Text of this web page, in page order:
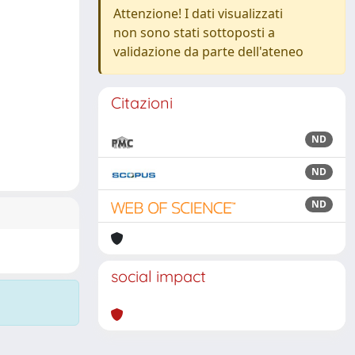
Attenzione! I dati visualizzati
non sono stati sottoposti a
validazione da parte dell'ateneo
Citazioni
ND
ND
ND
social impact